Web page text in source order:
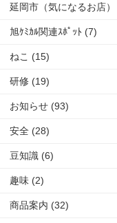
延岡市（気になるお店
旭ｹﾐｶﾙ関連ｽﾎﾟｯﾄ (7)
ねこ (15)
研修 (19)
お知らせ (93)
安全 (28)
豆知識 (6)
趣味 (2)
商品案内 (32)